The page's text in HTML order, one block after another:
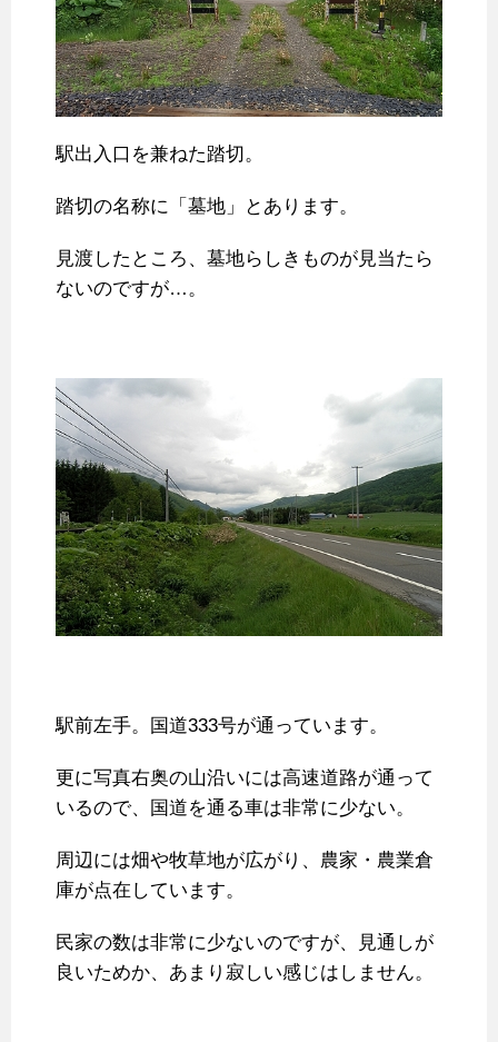
駅出入口を兼ねた踏切。
踏切の名称に「墓地」とあります。
見渡したところ、墓地らしきものが見当たら
ないのですが…。
駅前左手。国道333号が通っています。
更に写真右奥の山沿いには高速道路が通って
いるので、国道を通る車は非常に少ない。
周辺には畑や牧草地が広がり、農家・農業倉
庫が点在しています。
民家の数は非常に少ないのですが、見通しが
良いためか、あまり寂しい感じはしません。